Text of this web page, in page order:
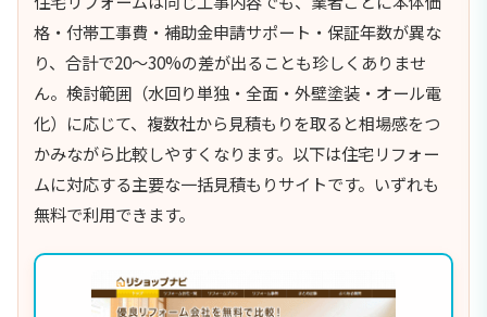
格・付帯工事費・補助金申請サポート・保証年数が異な
り、合計で20〜30%の差が出ることも珍しくありませ
ん。検討範囲（水回り単独・全面・外壁塗装・オール電
化）に応じて、複数社から見積もりを取ると相場感をつ
かみながら比較しやすくなります。以下は住宅リフォー
ムに対応する主要な一括見積もりサイトです。いずれも
無料で利用できます。